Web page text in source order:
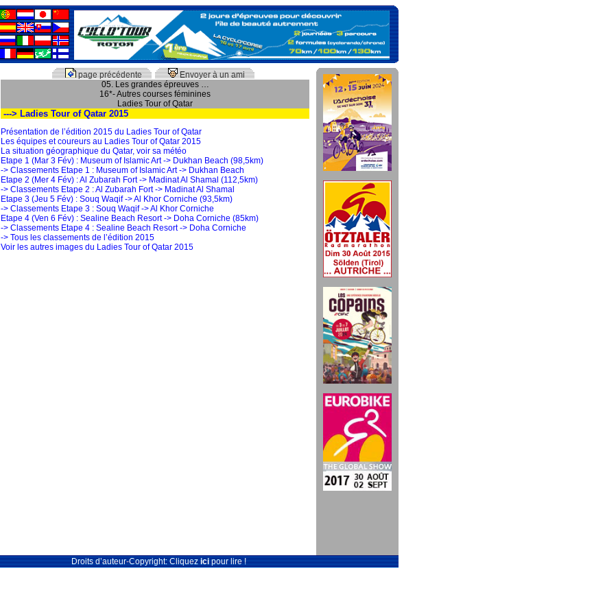
page précédente
Envoyer à un ami
05. Les grandes épreuves …
16*- Autres courses féminines
Ladies Tour of Qatar
---> Ladies Tour of Qatar 2015
Présentation de l’édition 2015 du Ladies Tour of Qatar
Les équipes et coureurs au Ladies Tour of Qatar 2015
La situation géographique du Qatar, voir sa météo
Etape 1 (Mar 3 Fév) : Museum of Islamic Art -> Dukhan Beach (98,5km)
-> Classements Etape 1 : Museum of Islamic Art -> Dukhan Beach
Etape 2 (Mer 4 Fév) : Al Zubarah Fort -> Madinat Al Shamal (112,5km)
-> Classements Etape 2 : Al Zubarah Fort -> Madinat Al Shamal
Etape 3 (Jeu 5 Fév) : Souq Waqif -> Al Khor Corniche (93,5km)
-> Classements Etape 3 : Souq Waqif -> Al Khor Corniche
Etape 4 (Ven 6 Fév) : Sealine Beach Resort -> Doha Corniche (85km)
-> Classements Etape 4 : Sealine Beach Resort -> Doha Corniche
-> Tous les classements de l’édition 2015
Voir les autres images du Ladies Tour of Qatar 2015
Droits d’auteur-Copyright: Cliquezicipour lire !